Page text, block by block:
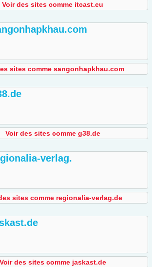
Voir des sites comme itcast.eu
sites comme sangonhapkhau.com
Voir des sites comme g38.de
verlag.
sites comme regionalia-verlag.de
Voir des sites comme jaskast.de